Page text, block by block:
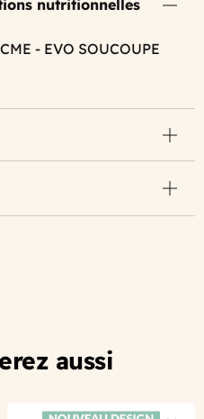
nutritionnelles
- EVO SOUCOUPE
aussi